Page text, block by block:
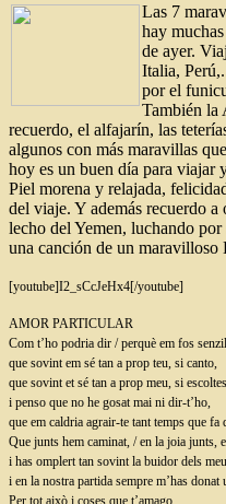
Las 7
hay
de ayer.
Italia,
por el
También la
recuerdo, el alfajarín, las
algunos con más maravillas
hoy es un buen día para viajar
Piel morena y relajada,
del viaje. Y además recuerdo
lecho del Yemen, luchando
una canción de un
[youtube]I2_sCcJeHx4[/youtube]
AMOR PARTICULAR
Com t’ho podria dir / perquè em fos
que sovint em sé tan a prop teu, si canto,
que sovint et sé tan a prop meu, si
i penso que no he gosat mai ni dir-t’ho,
que em caldria agrair-te tant temps que fa
Que junts hem caminat, / en la joia junts,
i has omplert tan sovint la buidor dels
i en la nostra partida sempre m’has donat
Per tot això i coses que t’amago